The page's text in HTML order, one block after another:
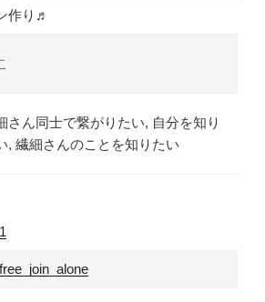
作り♬
さん同士で繋がりたい, 自分を知り
, 繊細さんのことを知りたい
1
free_join_alone